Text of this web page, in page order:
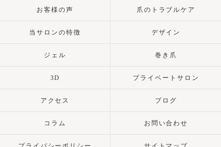
お客様の声 爪のトラブルケア
当サロンの特徴 デザイン
ジェル 巻き爪
3D プライベートサロン
アクセス ブログ
コラム お問い合わせ